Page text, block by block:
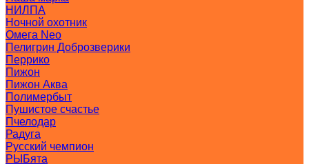
НИЛПА
Ночной охотник
Омега Neo
Пелигрин Доброзверики
Перрико
Пижон
Пижон Аква
Полимербыт
Пушистое счастье
Пчелодар
Радуга
Русский чемпион
РЫБята